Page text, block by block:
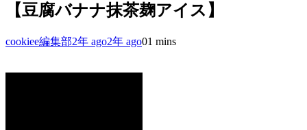
【豆腐バナナ抹茶麹アイス】
cookiee編集部2年 ago2年 ago01 mins